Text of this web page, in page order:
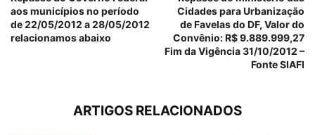
aos municípios no período
de 22/05/2012 a 28/05/2012
relacionamos abaixo
Cidades para Urbanização
de Favelas do DF, Valor do
Convênio: R$ 9.889.999,27
Fim da Vigência 31/10/2012 –
Fonte SIAFI
ARTIGOS RELACIONADOS